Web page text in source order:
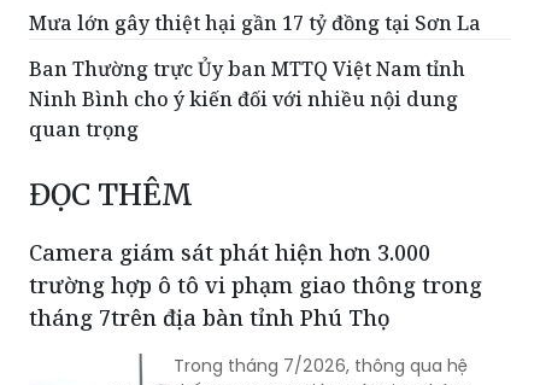
Người đàn ông đi lạc 120 km được công an hỗ trợ
đoàn tụ gia đình
Mưa lớn gây thiệt hại gần 17 tỷ đồng tại Sơn La
Ninh Bình cho ý kiến đối với nhiều nội dung
quan trọng
ĐỌC THÊM
Camera giám sát phát hiện hơn 3.000
trường hợp ô tô vi phạm giao thông trong